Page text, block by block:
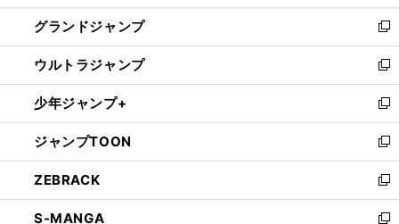
ウ
で
開
く
ン
ド
ウ
で
開
く
ウ
ィ
ン
ド
ウ
で
開
く
し
い
ウ
ィ
ン
ド
ウ
で
開
く
グランドジャンプ
新
し
い
ウ
ィ
ン
ド
ウ
で
開
く
ウルトラジャンプ
新
し
い
ウ
ィ
ン
ド
ウ
で
少年ジャンプ+
新
し
い
ウ
ィ
ン
ド
ジャンプTOON
新
し
い
ウ
ィ
ZEBRACK
新
し
S-MANGA